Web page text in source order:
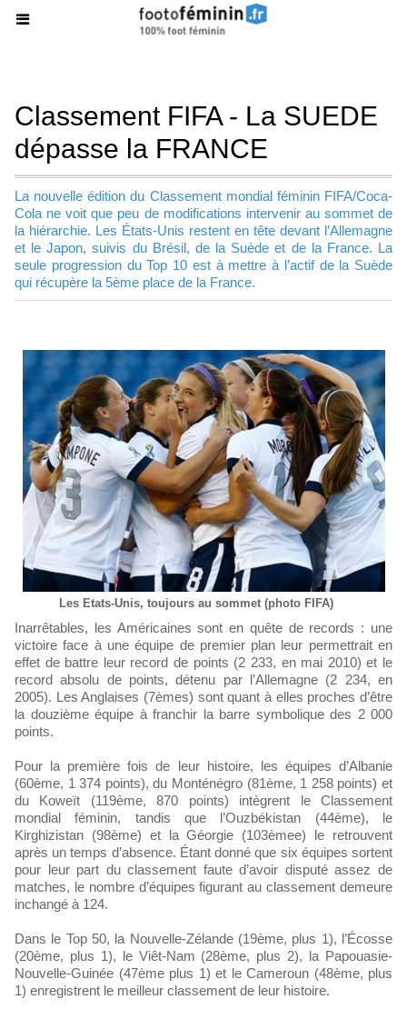
Classement FIFA - La SUEDE
dépasse la FRANCE
La nouvelle édition du Classement mondial féminin FIFA/Coca-
Cola ne voit que peu de modifications intervenir au sommet de
la hiérarchie. Les États-Unis restent en tête devant l’Allemagne
et le Japon, suivis du Brésil, de la Suède et de la France. La
seule progression du Top 10 est à mettre à l’actif de la Suède
qui récupère la 5ème place de la France.
Les Etats-Unis, toujours au sommet (photo FIFA)
Inarrêtables, les Américaines sont en quête de records : une
victoire face à une équipe de premier plan leur permettrait en
effet de battre leur record de points (2 233, en mai 2010) et le
record absolu de points, détenu par l’Allemagne (2 234, en
2005). Les Anglaises (7èmes) sont quant à elles proches d’être
la douzième équipe à franchir la barre symbolique des 2 000
points.
Pour la première fois de leur histoire, les équipes d’Albanie
(60ème, 1 374 points), du Monténégro (81ème, 1 258 points) et
du Koweït (119ème, 870 points) intègrent le Classement
mondial féminin, tandis que l’Ouzbékistan (44ème), le
Kirghizistan (98ème) et la Géorgie (103èmee) le retrouvent
après un temps d’absence. Étant donné que six équipes sortent
pour leur part du classement faute d’avoir disputé assez de
matches, le nombre d’équipes figurant au classement demeure
inchangé à 124.
Dans le Top 50, la Nouvelle-Zélande (19ème, plus 1), l’Écosse
(20ème, plus 1), le Viêt-Nam (28ème, plus 2), la Papouasie-
Nouvelle-Guinée (47ème plus 1) et le Cameroun (48ème, plus
1) enregistrent le meilleur classement de leur histoire.